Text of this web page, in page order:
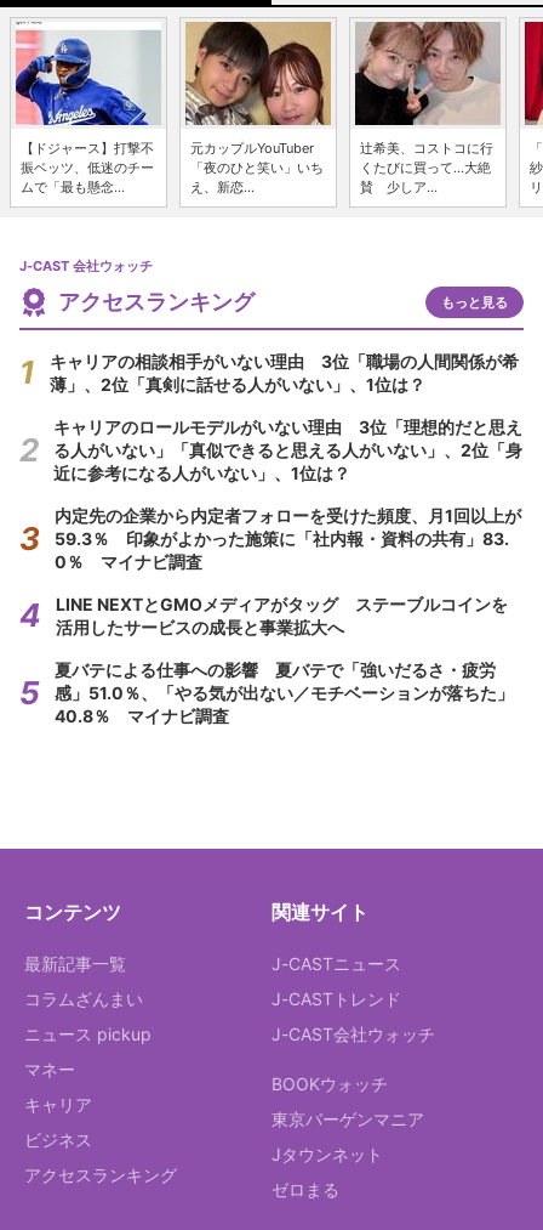
【ドジャース】打撃不
振ベッツ、低迷のチー
ムで「最も懸念...
元カップルYouTuber
「夜のひと笑い」いち
え、新恋...
辻希美、コストコに行
くたびに買って...大絶
賛 少しア...
J-CAST 会社ウォッチ
アクセスランキング もっと見る
キャリアの相談相手がいない理由 3位「職場の人間関係が希
薄」、2位「真剣に話せる人がいない」、1位は？
キャリアのロールモデルがいない理由 3位「理想的だと思え
る人がいない」「真似できると思える人がいない」、2位「身
近に参考になる人がいない」、1位は？
内定先の企業から内定者フォローを受けた頻度、月1回以上が
59.3％ 印象がよかった施策に「社内報・資料の共有」83.
0％ マイナビ調査
LINE NEXTとGMOメディアがタッグ ステーブルコインを
活用したサービスの成長と事業拡大へ
夏バテによる仕事への影響 夏バテで「強いだるさ・疲労
感」51.0％、「やる気が出ない／モチベーションが落ちた」
40.8％ マイナビ調査
コンテンツ
最新記事一覧
コラムざんまい
ニュース pickup
マネー
キャリア
ビジネス
アクセスランキング
関連サイト
J-CASTニュース
J-CASTトレンド
J-CAST会社ウォッチ
BOOKウォッチ
東京バーゲンマニア
Jタウンネット
ゼロまる